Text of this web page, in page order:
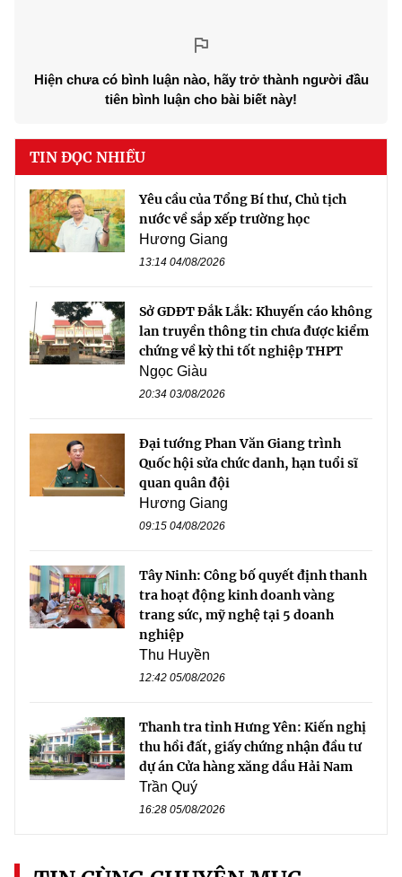
Hiện chưa có bình luận nào, hãy trở thành người đầu
tiên bình luận cho bài biết này!
TIN ĐỌC NHIỀU
Yêu cầu của Tổng Bí thư, Chủ tịch
nước về sắp xếp trường học
Hương Giang
13:14 04/08/2026
Sở GDĐT Đắk Lắk: Khuyến cáo không
lan truyền thông tin chưa được kiểm
chứng về kỳ thi tốt nghiệp THPT
Ngọc Giàu
20:34 03/08/2026
Đại tướng Phan Văn Giang trình
Quốc hội sửa chức danh, hạn tuổi sĩ
quan quân đội
Hương Giang
09:15 04/08/2026
Tây Ninh: Công bố quyết định thanh
tra hoạt động kinh doanh vàng
trang sức, mỹ nghệ tại 5 doanh
nghiệp
Thu Huyền
12:42 05/08/2026
Thanh tra tỉnh Hưng Yên: Kiến nghị
thu hồi đất, giấy chứng nhận đầu tư
dự án Cửa hàng xăng dầu Hải Nam
Trần Quý
16:28 05/08/2026